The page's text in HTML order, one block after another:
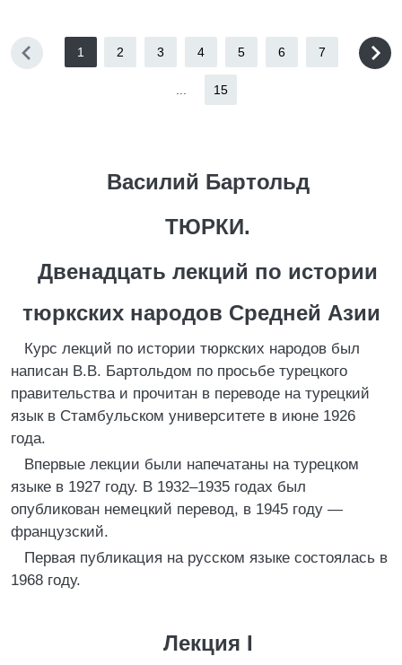
1 2 3 4 5 6 7
15
Василий Бартольд
ТЮРКИ.
Двенадцать лекций по истории
тюркских народов Средней Азии
Курс лекций по истории тюркских народов был
написан В.В. Бартольдом по просьбе турецкого
правительства и прочитан в переводе на турецкий
язык в Стамбульском университете в июне 1926
года.
Впервые лекции были напечатаны на турецком
языке в 1927 году. В 1932–1935 годах был
опубликован немецкий перевод, в 1945 году —
французский.
Первая публикация на русском языке состоялась в
1968 году.
Лекция I